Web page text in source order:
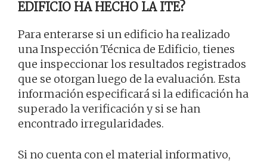
EDIFICIO HA HECHO LA ITE?
Para enterarse si un edificio ha realizado
una Inspección Técnica de Edificio, tienes
que inspeccionar los resultados registrados
que se otorgan luego de la evaluación. Esta
información especificará si la edificación ha
superado la verificación y si se han
encontrado irregularidades.
Si no cuenta con el material informativo,